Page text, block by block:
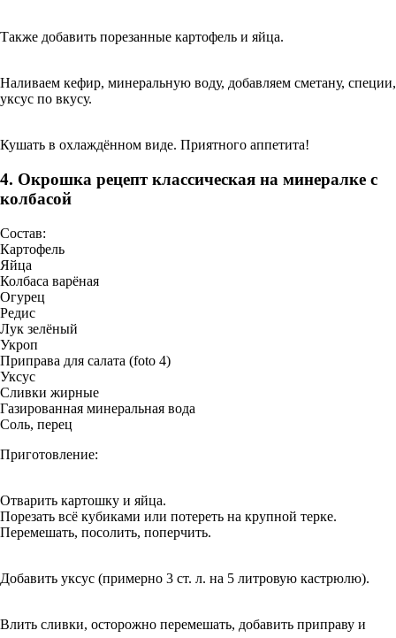
Также добавить порезанные картофель и яйца.
Наливаем кефир, минеральную воду, добавляем сметану, специи,
уксус по вкусу.
Кушать в охлаждённом виде. Приятного аппетита!
4. Окрошка рецепт классическая на минералке с
колбасой
Состав:
Картофель
Яйца
Колбаса варёная
Огурец
Редис
Лук зелёный
Укроп
Приправа для салата (foto 4)
Уксус
Сливки жирные
Газированная минеральная вода
Соль, перец
Приготовление:
Отварить картошку и яйца.
Порезать всё кубиками или потереть на крупной терке.
Перемешать, посолить, поперчить.
Добавить уксус (примерно 3 ст. л. на 5 литровую кастрюлю).
Влить сливки, осторожно перемешать, добавить приправу и